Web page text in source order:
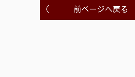
前ページへ戻る